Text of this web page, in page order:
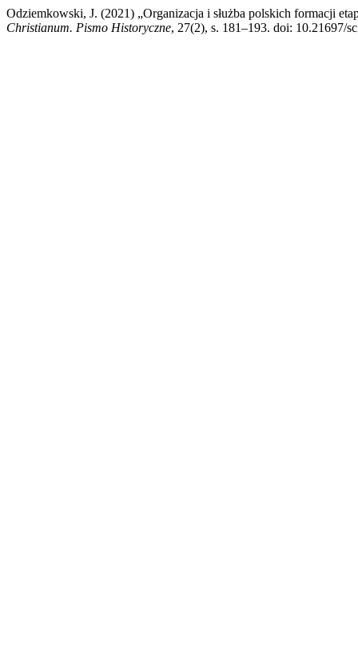
Odziemkowski, J. (2021) „Organizacja i służba polskich formacji
Christianum. Pismo Historyczne, 27(2), s. 181–193. doi: 10.21697/